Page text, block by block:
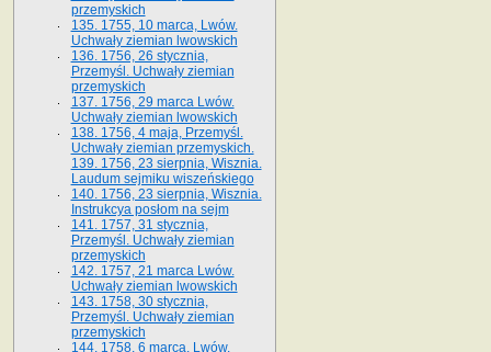
przemyskich
135. 1755, 10 marca, Lwów.
Uchwały ziemian lwowskich
136. 1756, 26 stycznia,
Przemyśl. Uchwały ziemian
przemyskich
137. 1756, 29 marca Lwów.
Uchwały ziemian lwowskich
138. 1756, 4 maja, Przemyśl.
Uchwały ziemian przemyskich.
139. 1756, 23 sierpnia, Wisznia.
Laudum sejmiku wiszeńskiego
140. 1756, 23 sierpnia, Wisznia.
Instrukcya posłom na sejm
141. 1757, 31 stycznia,
Przemyśl. Uchwały ziemian
przemyskich
142. 1757, 21 marca Lwów.
Uchwały ziemian lwowskich
143. 1758, 30 stycznia,
Przemyśl. Uchwały ziemian
przemyskich
144. 1758, 6 marca, Lwów.